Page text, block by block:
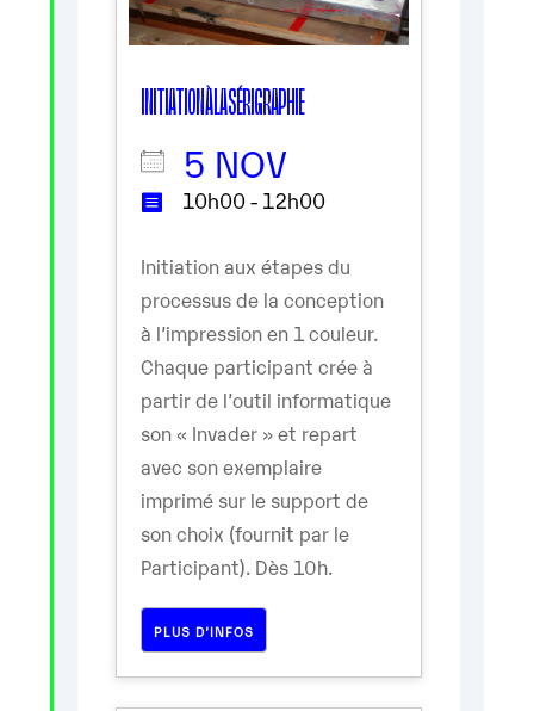
INITIATION À LA SÉRIGRAPHIE
5 NOV
10h00 - 12h00
Initiation aux étapes du
processus de la conception
à l’impression en 1 couleur.
Chaque participant crée à
partir de l’outil informatique
son « Invader » et repart
avec son exemplaire
imprimé sur le support de
son choix (fournit par le
Participant). Dès 10h.
PLUS D’INFOS